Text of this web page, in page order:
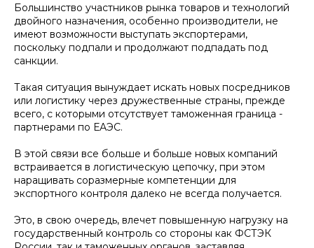
Большинство участников рынка товаров и технологий
двойного назначения, особенно производители, не
имеют возможности выступать экспортерами,
поскольку подпали и продолжают подпадать под
санкции.
Такая ситуация вынуждает искать новых посредников
или логистику через дружественные страны, прежде
всего, с которыми отсутствует таможенная граница -
партнерами по ЕАЭС.
В этой связи все больше и больше новых компаний
встраивается в логистическую цепочку, при этом
наращивать соразмерные компетенции для
экспортного контроля далеко не всегда получается.
Это, в свою очередь, влечет повышенную нагрузку на
государственный контроль со стороны как ФСТЭК